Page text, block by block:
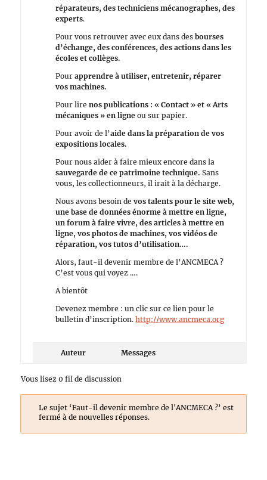
réparateurs, des techniciens mécanographes, des
experts.
Pour vous retrouver avec eux dans desbourses
d’échange, des conférences, des actions dans les
écoles et collèges.
Pourapprendre à utiliser, entretenir, réparer
vos machines.
Pour lirenos publications : « Contact » et « Arts
mécaniques » en ligne ou sur papier.
Pour avoir de l’aide dans la préparation de vos
expositions locales.
Pour nous aider à faire mieux encore dans la
sauvegarde de ce patrimoine technique. Sans
vous, les collectionneurs, il irait à la décharge.
Nous avons besoin devos talents pour le site web,
une base de données énorme à mettre en ligne,
un forum à faire vivre, des articles à mettre en
ligne, vos photos de machines, vos vidéos de
réparation, vos tutos d’utilisation….
Alors, faut-il devenir membre de l’ANCMECA ?
C’est vous qui voyez ….
A bientôt
Devenez membre : un clic sur ce lien pour le
bulletin d’inscription.http://www.ancmeca.org
Auteur Messages
Vous lisez 0 fil de discussion
Le sujet ‘Faut-il devenir membre de l'ANCMECA ?’ est
fermé à de nouvelles réponses.